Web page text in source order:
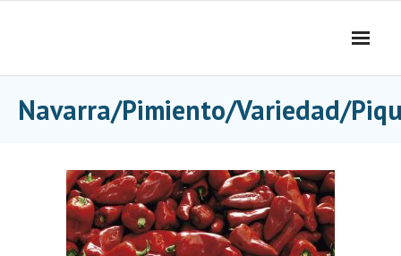
Navarra/Pimiento/Variedad/